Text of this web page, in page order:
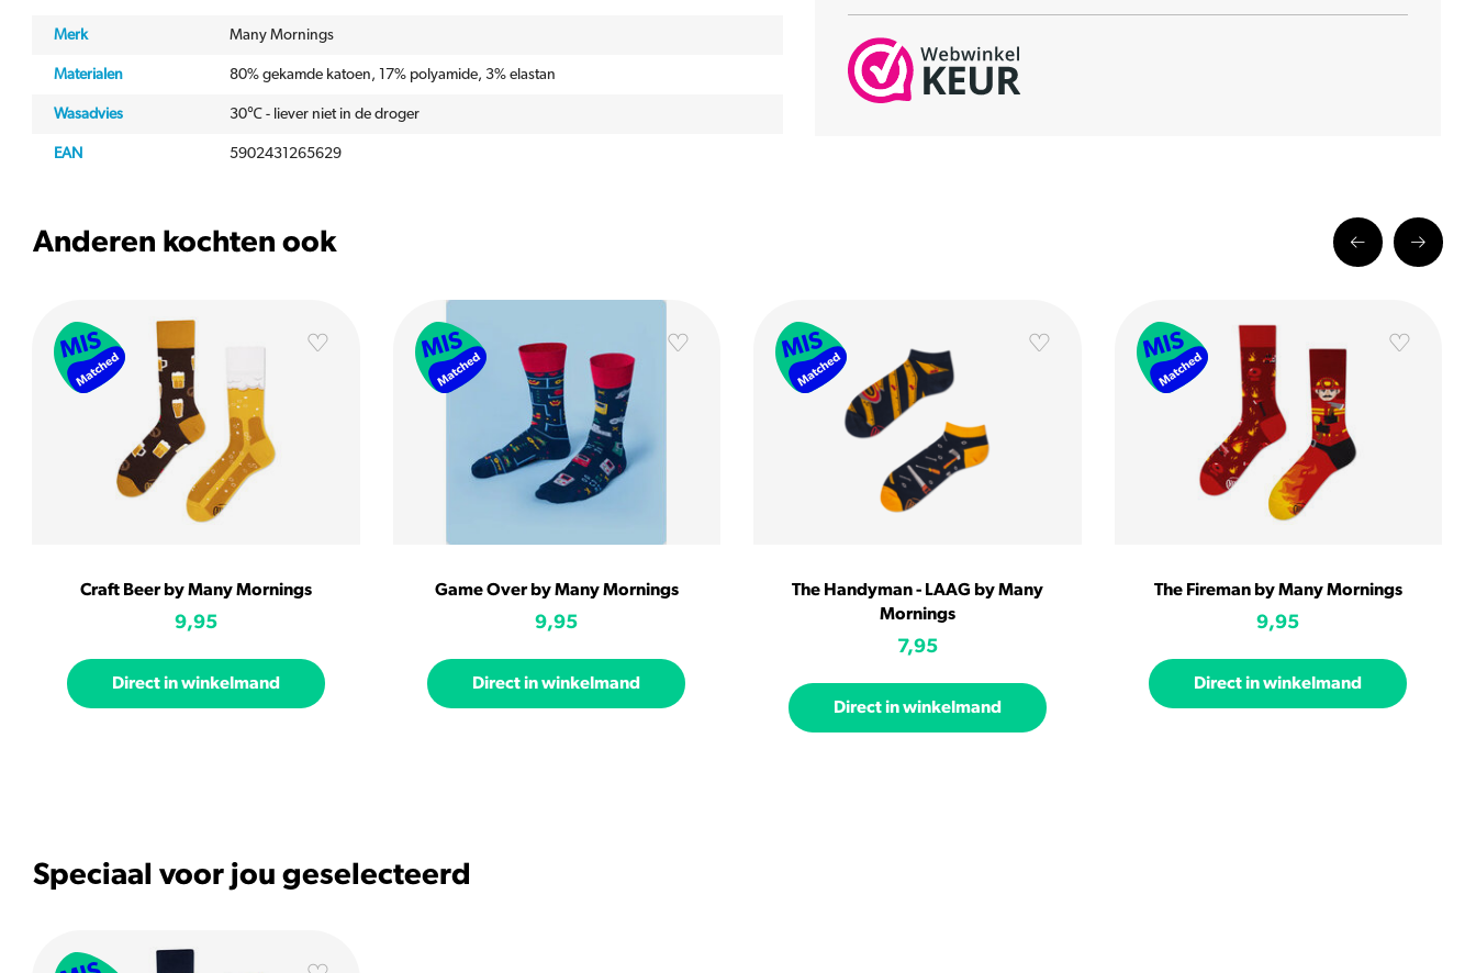
Merk Many Mornings
Materialen 80% gekamde katoen, 17% polyamide, 3% elastan
Wasadvies 30℃ - liever niet in de droger
EAN 5902431265629
Anderen kochten ook
Craft Beer by Many Mornings
9,95
Direct in winkelmand
Game Over by Many Mornings
9,95
Direct in winkelmand
The Handyman - LAAG by Many
Mornings
7,95
Direct in winkelmand
The Fireman by Many Mornings
9,95
Direct in winkelmand
Speciaal voor jou geselecteerd